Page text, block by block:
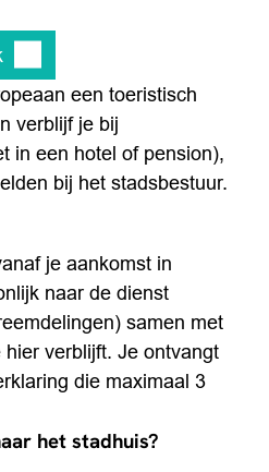
een toeristisch
verblijf je bij
in een hotel of pension),
bij het stadsbestuur.
je aankomst in
naar de dienst
samen met
verblijft. Je ontvangt
die maximaal 3
het stadhuis?